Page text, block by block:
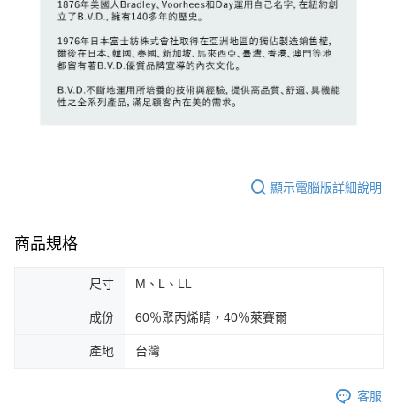
顯示電腦版詳細說明
商品規格
尺寸 M、L、LL
成份 60％聚丙烯睛，40％萊賽爾
產地 台灣
客服